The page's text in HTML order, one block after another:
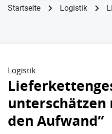
Startseite Logistik
Logistik
unterschätzen
den Aufwand”